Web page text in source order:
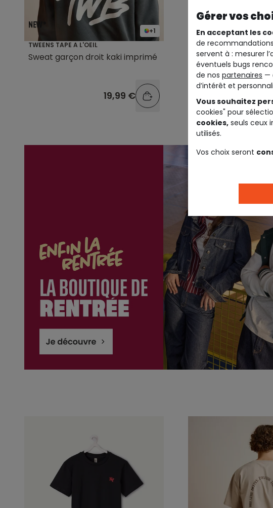
+1
TWEENS TAPE A L'OEIL
Sweat garçon droit kaki imprimé
19,99 €
TWEENS TAPE A L'OEIL
T-shirt garçon
imprimé
Gérer vos
En acceptant les
de
servent à : mesurer
éventuels bugs
de nos partenaires —
d’intérêt et
Vous souhaitez
cookies" pour
cookies, seuls ceux
utilisés.
Vos choix seront